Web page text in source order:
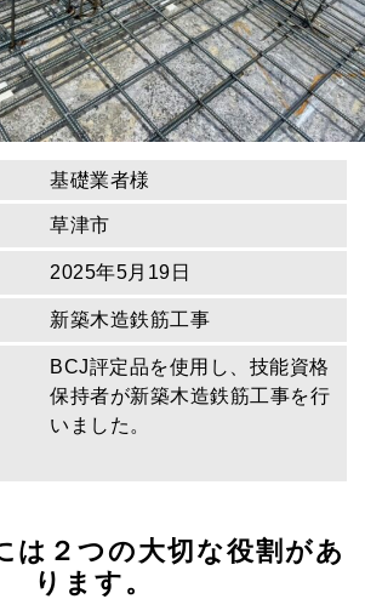
基礎業者様
草津市
2025年5月19日
新築木造鉄筋工事
BCJ評定品を使用し、技能資格
保持者が新築木造鉄筋工事を行
いました。
は２つの大切な役割があ
ります。